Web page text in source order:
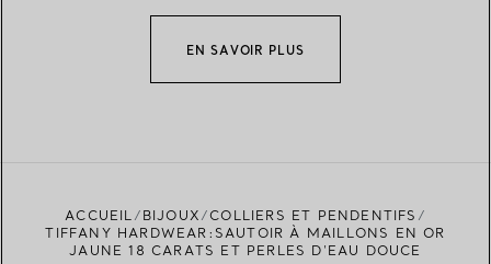
EN SAVOIR PLUS
ACCUEIL BIJOUX
COLLIERS ET PENDENTIFS
TIFFANY HARDWEAR:SAUTOIR À MAILLONS EN OR
JAUNE 18 CARATS ET PERLES D’EAU DOUCE